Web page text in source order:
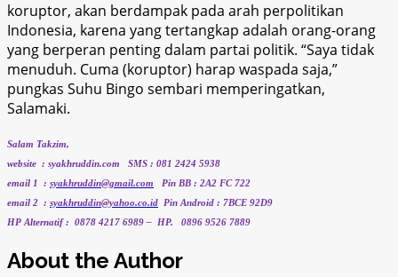
koruptor, akan berdampak pada arah perpolitikan
Indonesia, karena yang tertangkap adalah orang-orang
yang berperan penting dalam partai politik. “Saya tidak
menuduh. Cuma (koruptor) harap waspada saja,”
pungkas Suhu Bingo sembari memperingatkan,
Salamaki.
Salam Takzim,
website : syakhruddin.com
SMS : 081 2424 5938
email 1
: syakhruddin@gmail.com
Pin BB : 2A2 FC 722
email 2 : syakhruddin@yahoo.co.id
Pin Android : 7BCE 92D9
HP Alternatif :
0878 4217 6989 – HP. 0896 9526 7889
About the Author